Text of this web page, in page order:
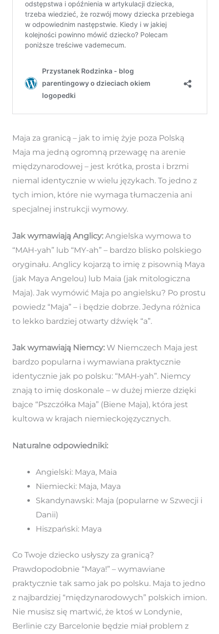
Maja za granicą – jak to imię żyje poza Polską
Maja ma jedną ogromną przewagę na arenie
międzynarodowej – jest krótka, prosta i brzmi
niemal identycznie w wielu językach. To jedno z
tych imion, które nie wymaga tłumaczenia ani
specjalnej instrukcji wymowy.
Jak wymawiają Anglicy:Angielska wymowa to
“MAH-yah” lub “MY-ah” – bardzo blisko polskiego
oryginału. Anglicy kojarzą to imię z pisownią Maya
(jak Maya Angelou) lub Maia (jak mitologiczna
Maja). Jak wymówić Maja po angielsku? Po prostu
powiedz “Maja” – i będzie dobrze. Jedyna różnica
to lekko bardziej otwarty dźwięk “a”.
Jak wymawiają Niemcy:W Niemczech Maja jest
bardzo popularna i wymawiana praktycznie
identycznie jak po polsku: “MAH-yah”. Niemcy
znają to imię doskonale – w dużej mierze dzięki
bajce “Pszczółka Maja” (Biene Maja), która jest
kultowa w krajach niemieckojęzycznych.
Naturalne odpowiedniki:
Angielski: Maya, Maia
Niemiecki: Maja, Maya
Skandynawski: Maja (popularne w Szwecji i
Danii)
Hiszpański: Maya
Co Twoje dziecko usłyszy za granicą?
Prawdopodobnie “Maya!” – wymawiane
praktycznie tak samo jak po polsku. Maja to jedno
z najbardziej “międzynarodowych” polskich imion.
Nie musisz się martwić, że ktoś w Londynie,
Berlinie czy Barcelonie będzie miał problem z